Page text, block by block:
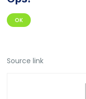
OK
Source link